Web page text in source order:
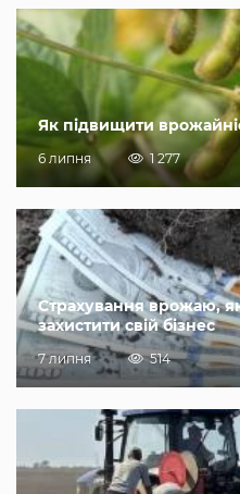
Як підвищити
6 липня 1 277
Страхування врожаю,
захистити свій бізнес
7 липня 514